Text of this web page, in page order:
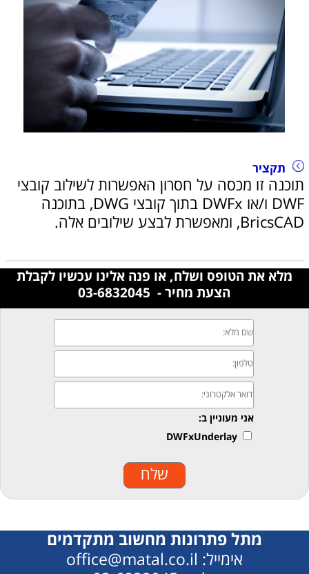
מלא את הטופס ושלח, או פנה אלינו עכשיו לקבלת
הצעת מחיר - 03-6832045
תקציר
תוכנה זו מכסה על חסרון האפשרות לשילוב קובצי
DWF ו/או DWFx בתוך קובצי DWG, בתוכנה
BricsCAD, ומאפשרת לבצע שילובים אלה.
מתל פתרונות מחשוב מתקדמים
אימייל: office@matal.co.il